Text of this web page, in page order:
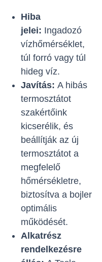
Hiba
jelei: Ingadozó
vízhőmérséklet,
túl forró vagy túl
hideg víz.
Javítás: A hibás
termosztátot
szakértőink
kicserélik, és
beállítják az új
termosztátot a
megfelelő
hőmérsékletre,
biztosítva a bojler
optimális
működését.
Alkatrész
rendelkezésre